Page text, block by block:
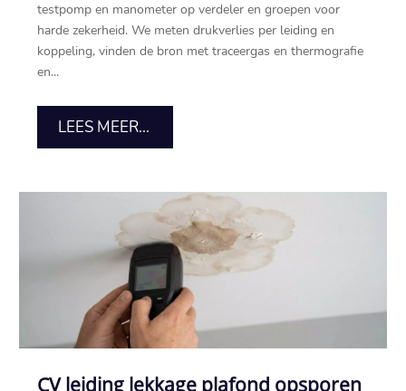
testpomp en manometer op verdeler en groepen voor
harde zekerheid. We meten drukverlies per leiding en
koppeling, vinden de bron met traceergas en thermografie
en...
LEES MEER...
CV leiding lekkage plafond opsporen